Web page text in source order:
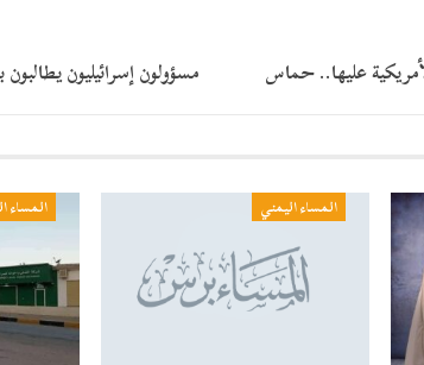
عليها.. حماس مسؤولون إسرائيليون
المساء اليمني المساء